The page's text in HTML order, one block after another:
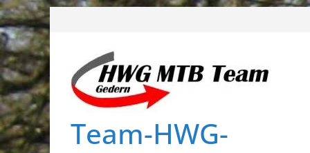
Zum
Inhalt
springen
Team-HWG-